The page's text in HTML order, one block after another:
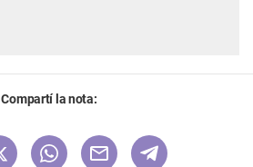
Compartí la nota: